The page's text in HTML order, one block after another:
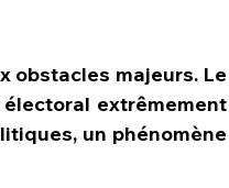
obstacles majeurs. Le
extrêmement
un phénomène